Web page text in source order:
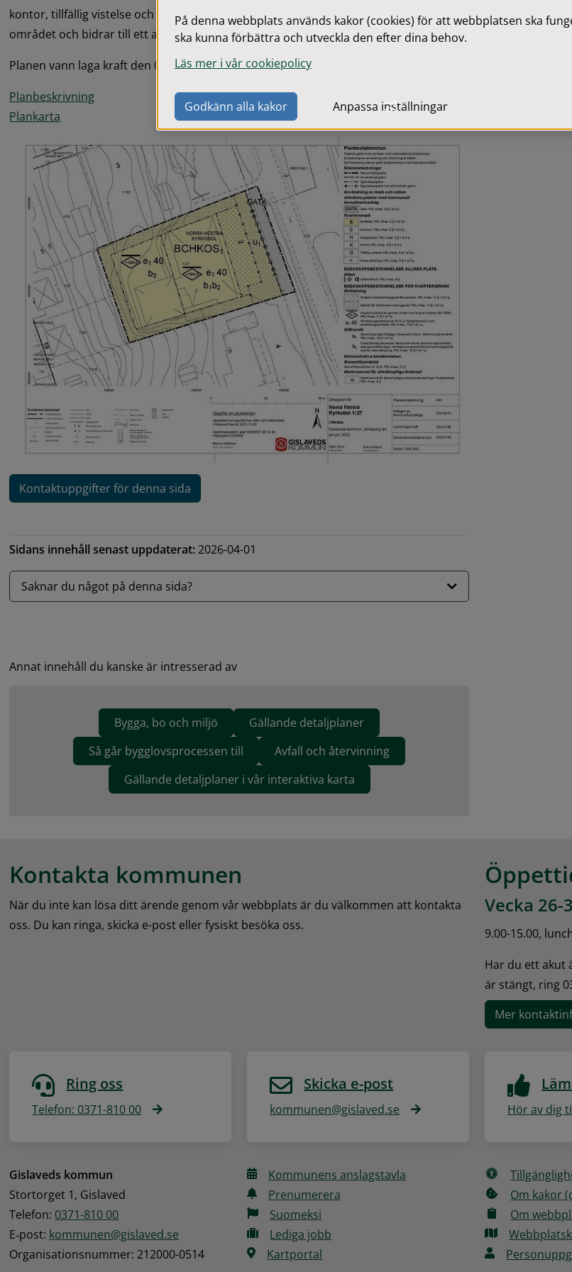
kontor, tillfällig vistelse och vuxenutbildning. Dessa ändamål anses mer lämpliga för
området och bidrar till ett attraktivare centrum.
Planen vann laga kraft den 08 juli 2022.
Planbeskrivningpdf, 2.2 MB.
Plankarta
Kontaktuppgifter för denna sida
Sidans innehåll senast uppdaterat: 2026-04-01
Saknar du något på denna sida?
Annat innehåll du kanske är intresserad av
Bygga, bo och miljö
Gällande detaljplaner
Så går bygglovsprocessen till
Avfall och återvinning
Gällande detaljplaner i vår interaktiva karta
Kontakta kommunen
När du inte kan lösa ditt ärende genom vår webbplats är du välkommen att kontakta
oss. Du kan ringa, skicka e-post eller fysiskt besöka oss.
Vecka 26-
9.00-15.00,
Har du ett akut
är stängt, ring
Mer
Ring oss
Telefon: 0371-810 00
Skicka e-post
kommunen@gislaved.se Hör av dig
Gislaveds kommun
Stortorget 1, Gislaved
Telefon: 0371-810 00
E‑post: kommunen@gislaved.se
Organisationsnummer: 212000-0514
Kommunens anslagstavla
Prenumerera
Suomeksi
Lediga jobb
Kartportal
Om kakor
Om
På denna webbplats används kakor (cookies) för att webbplatsen ska
ska kunna förbättra och utveckla den efter dina behov.
Läs mer i vår cookiepolicy
Godkänn alla kakor Anpassa inställningar